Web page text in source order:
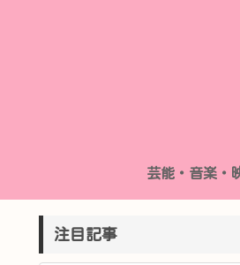
芸能・音楽・
注目記事